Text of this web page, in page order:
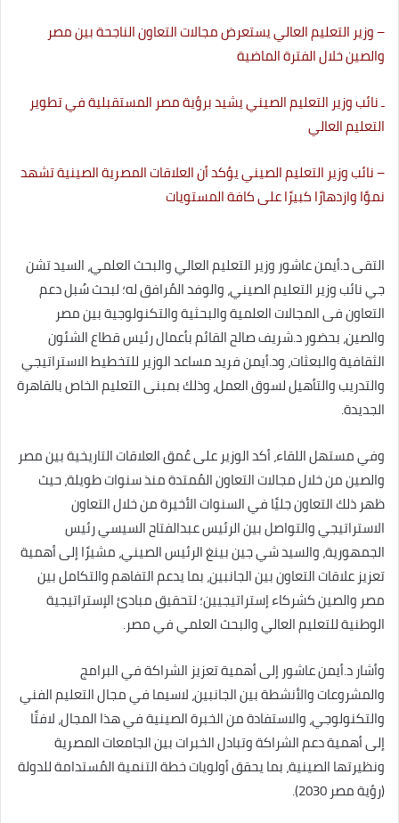
– وزير التعليم العالي يستعرض مجالات التعاون الناجحة بين مصر
والصين خلال الفترة الماضية
ـ نائب وزير التعليم الصيني يشيد برؤية مصر المستقبلية في تطوير
التعليم العالي
– نائب وزير التعليم الصيني يؤكد أن العلاقات المصرية الصينية تشهد
نموًا وازدهارًا كبيرًا على كافة المستويات
التقى د.أيمن عاشور وزير التعليم العالي والبحث العلمي، السيد تشن
جي نائب وزير التعليم الصيني، والوفد المُرافق له؛ لبحث سُبل دعم
التعاون فى المجالات العلمية والبحثية والتكنولوجية بين مصر
والصين، بحضور د.شريف صالح القائم بأعمال رئيس قطاع الشئون
الثقافية والبعثات، ود.أيمن فريد مساعد الوزير للتخطيط الاستراتيجي
والتدريب والتأهيل لسوق العمل، وذلك بمبنى التعليم الخاص بالقاهرة
الجديدة.
وفي مستهل اللقاء، أكد الوزير على عُمق العلاقات التاريخية بين مصر
والصين من خلال مجالات التعاون المُمتدة منذ سنوات طويلة، حيث
ظهر ذلك التعاون جليًا في السنوات الأخيرة من خلال التعاون
الاستراتيجي والتواصل بين الرئيس عبدالفتاح السيسي رئيس
الجمهورية، والسيد شي جين بينغ الرئيس الصيني، مشيرًا إلى أهمية
تعزيز علاقات التعاون بين الجانبين، بما يدعم التفاهم والتكامل بين
مصر والصين كشركاء إستراتيجيين؛ لتحقيق مبادئ الإستراتيجية
الوطنية للتعليم العالي والبحث العلمي في مصر.
وأشار د.أيمن عاشور إلى أهمية تعزيز الشراكة في البرامج
والمشروعات والأنشطة بين الجانبين، لاسيما في مجال التعليم الفني
والتكنولوجي، والاستفادة من الخبرة الصينية في هذا المجال، لافتًا
إلى أهمية دعم الشراكة وتبادل الخبرات بين الجامعات المصرية
ونظيرتها الصينية، بما يحقق أولويات خطة التنمية المُستدامة للدولة
(رؤية مصر 2030).